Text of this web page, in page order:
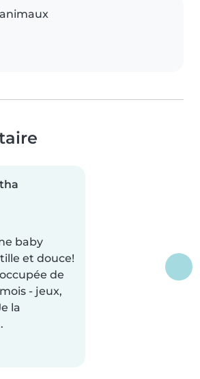
baby
et douce!
de
- jeux,
la